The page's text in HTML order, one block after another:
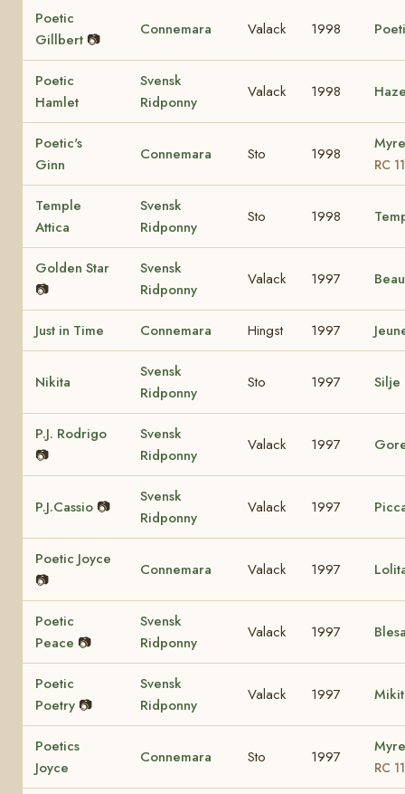
Poetic
Gillbert 📷
Connemara Valack 1998
Poetic
Hamlet
Svensk
Ridponny
Valack 1998
Poetic's
Ginn
Connemara Sto 1998
RC
Temple
Attica
Svensk
Ridponny
Sto 1998
Golden Star
📷
Svensk
Ridponny
Valack 1997
Just in Time Connemara Hingst 1997
Nikita
Svensk
Ridponny
Sto 1997 Silje
P.J. Rodrigo
📷
Svensk
Ridponny
Valack 1997
P.J.Cassio 📷
Svensk
Ridponny
Valack 1997
Poetic Joyce
📷
Connemara Valack 1997
Poetic
Peace 📷
Svensk
Ridponny
Valack 1997
Poetic
Poetry 📷
Svensk
Ridponny
Valack 1997
Poetics
Joyce
Connemara Sto 1997
RC